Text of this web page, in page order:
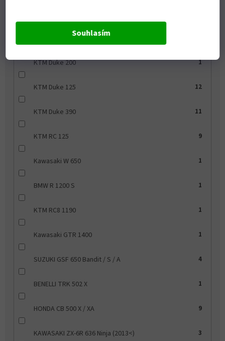
Souhlasím
BMW F 650 ST
KTM Duke 200 1
KTM Duke 125 12
KTM Duke 390 11
KTM RC 125 9
Kawasaki W 650 1
BMW R 1200 S 1
KTM RC8 1190 1
Kawasaki GTR 1400 1
SUZUKI GSF 650 Bandit / S / A 4
BENELLI TRK 502 X 1
HONDA CB 500 X / XA 9
KAWASAKI ZX-6R 636 Ninja (2013<) 3